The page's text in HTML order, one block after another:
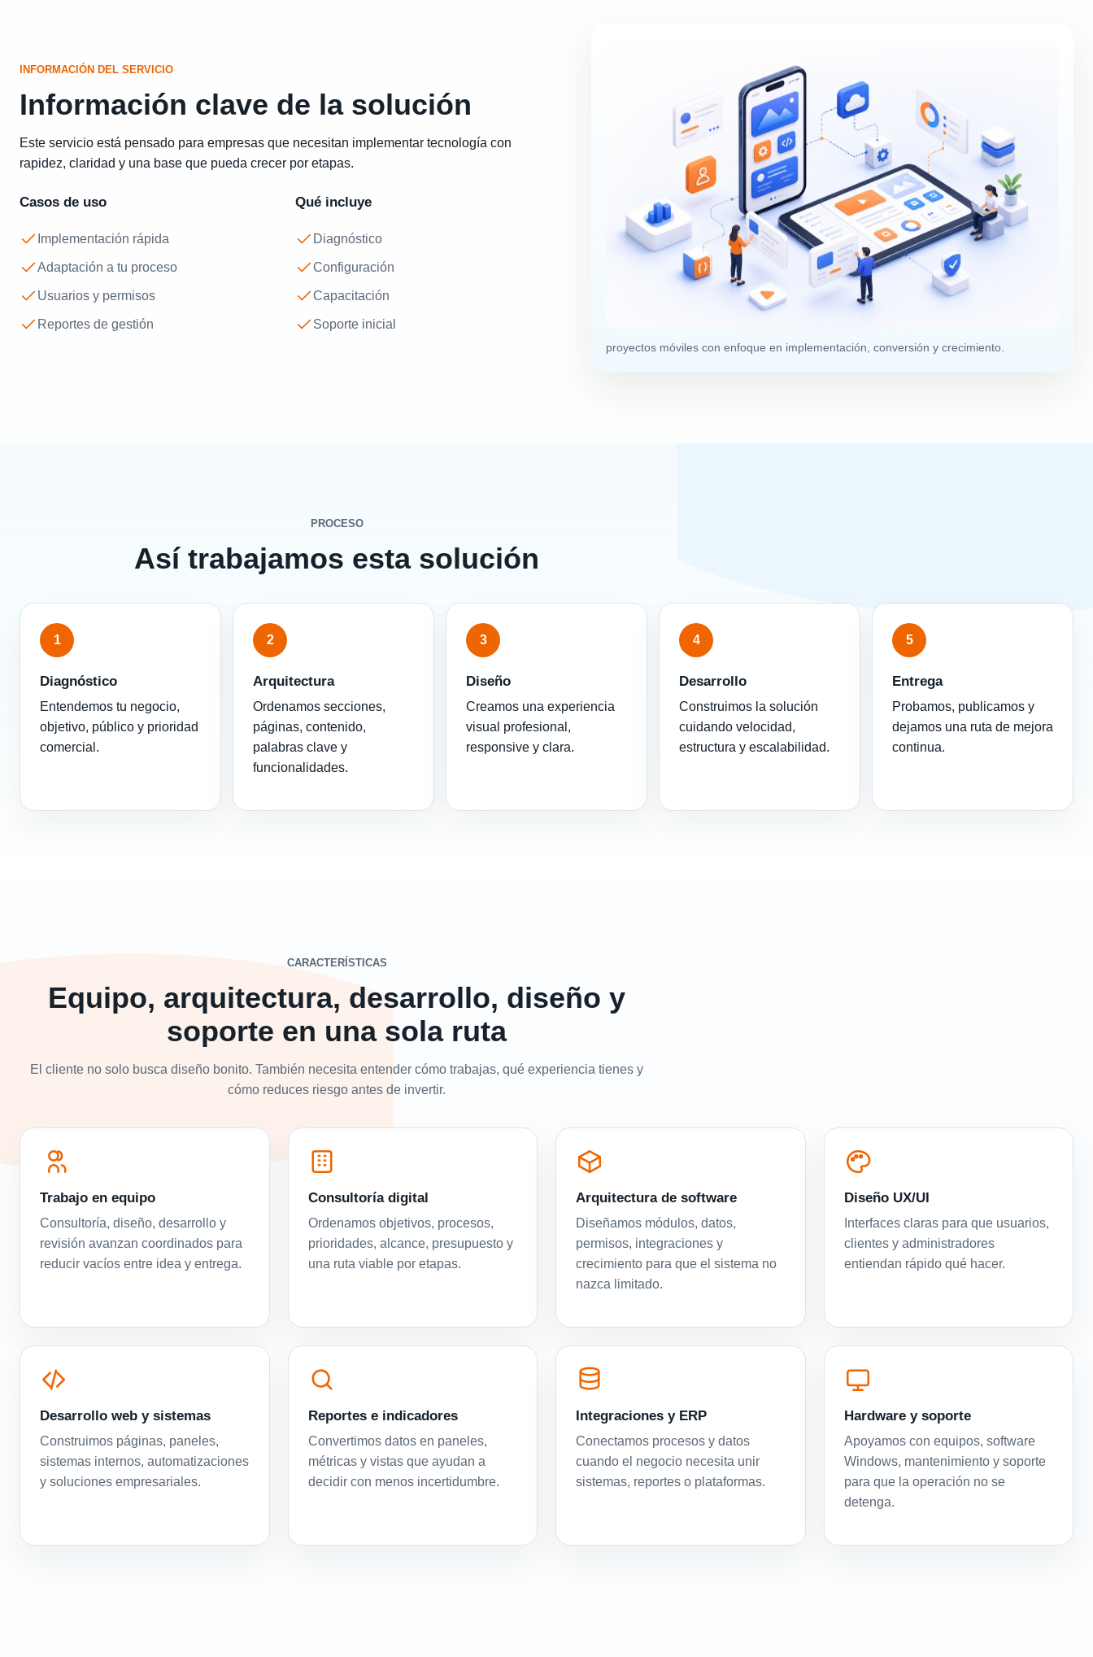
INFORMACIÓN DEL SERVICIO
Información clave de la solución
Este servicio está pensado para empresas que necesitan implementar tecnología con
rapidez, claridad y una base que pueda crecer por etapas.
Casos de uso
Implementación rápida
Adaptación a tu proceso
Usuarios y permisos
Reportes de gestión
Qué incluye
Diagnóstico
Configuración
Capacitación
Soporte inicial
proyectos móviles con enfoque en implementación, conversión y crecimiento.
PROCESO
Así trabajamos esta solución
1
Diagnóstico
Entendemos tu negocio,
objetivo, público y prioridad
comercial.
2
Arquitectura
Ordenamos secciones,
páginas, contenido,
palabras clave y
funcionalidades.
3
Diseño
Creamos una experiencia
visual profesional,
responsive y clara.
4
Desarrollo
Construimos la solución
cuidando velocidad,
estructura y escalabilidad.
5
Entrega
Probamos, publicamos y
dejamos una ruta de mejora
continua.
CARACTERÍSTICAS
Equipo, arquitectura, desarrollo, diseño y
soporte en una sola ruta
El cliente no solo busca diseño bonito. También necesita entender cómo trabajas, qué experiencia tienes y
cómo reduces riesgo antes de invertir.
Trabajo en equipo
Consultoría, diseño, desarrollo y
revisión avanzan coordinados para
reducir vacíos entre idea y entrega.
Consultoría digital
Ordenamos objetivos, procesos,
prioridades, alcance, presupuesto y
una ruta viable por etapas.
Arquitectura de software
Diseñamos módulos, datos,
permisos, integraciones y
crecimiento para que el sistema no
nazca limitado.
Diseño UX/UI
Interfaces claras para que usuarios,
clientes y administradores
entiendan rápido qué hacer.
Desarrollo web y sistemas
Construimos páginas, paneles,
sistemas internos, automatizaciones
y soluciones empresariales.
Reportes e indicadores
Convertimos datos en paneles,
métricas y vistas que ayudan a
decidir con menos incertidumbre.
Integraciones y ERP
Conectamos procesos y datos
cuando el negocio necesita unir
sistemas, reportes o plataformas.
Hardware y soporte
Apoyamos con equipos, software
Windows, mantenimiento y soporte
para que la operación no se
detenga.